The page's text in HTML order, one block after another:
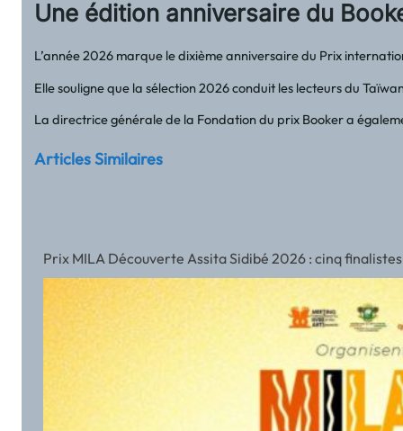
Une édition anniversaire du
L’année 2026 marque le dixième anniversaire du Prix
Elle souligne que la sélection 2026 conduit les lecteurs du
La directrice générale de la Fondation du prix Booker a
Articles Similaires
Prix MILA Découverte Assita Sidibé 2026 : cinq